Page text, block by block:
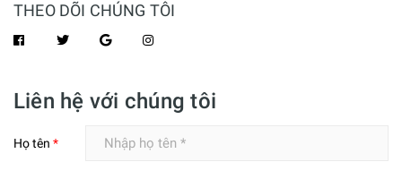
THEO DÕI CHÚNG TÔI
Liên hệ với chúng tôi
Họ tên *